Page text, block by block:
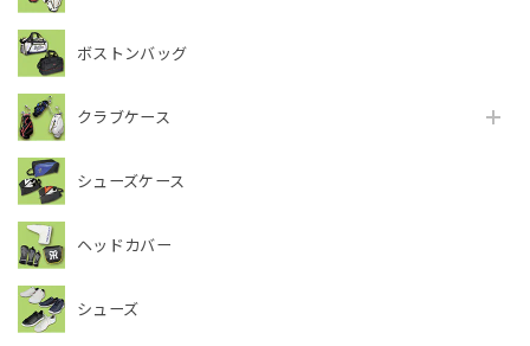
ボストンバッグ
クラブケース
シューズケース
ヘッドカバー
シューズ